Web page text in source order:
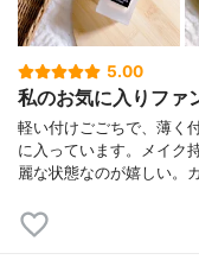
5.00
私のお気に入りファ
軽い付けごごちで、薄く
に入っています。メイク
麗な状態なのが嬉しい。